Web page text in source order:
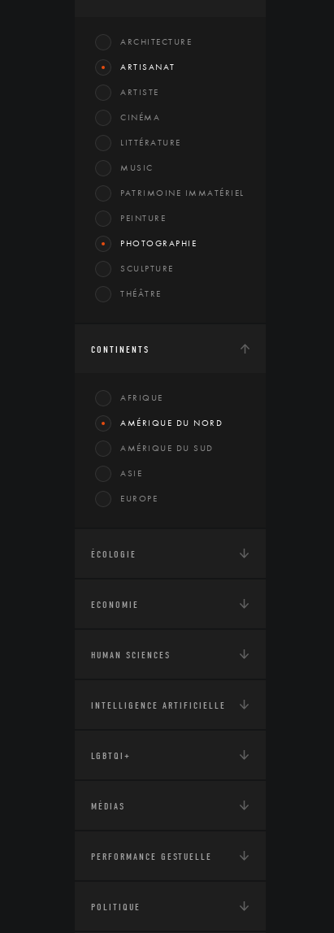
ARCHITECTURE
ARTISANAT
ARTISTE
CINÉMA
LITTÉRATURE
MUSIC
PATRIMOINE IMMATÉRIEL
PEINTURE
PHOTOGRAPHIE
SCULPTURE
THÉÂTRE
CONTINENTS
AFRIQUE
AMÉRIQUE DU NORD
AMÉRIQUE DU SUD
ASIE
EUROPE
ÉCOLOGIE
ECONOMIE
HUMAN SCIENCES
INTELLIGENCE ARTIFICIELLE
LGBTQI+
MÉDIAS
PERFORMANCE GESTUELLE
POLITIQUE